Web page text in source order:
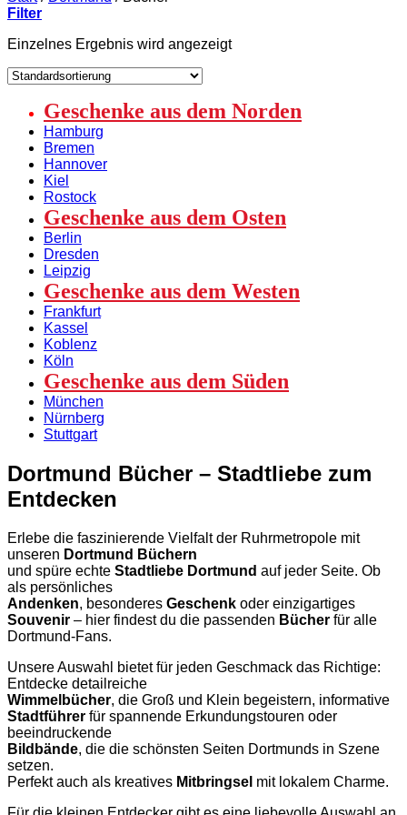
Filter
Einzelnes Ergebnis wird angezeigt
Geschenke aus dem Norden
Hamburg
Bremen
Hannover
Kiel
Rostock
Geschenke aus dem Osten
Berlin
Dresden
Leipzig
Geschenke aus dem Westen
Frankfurt
Kassel
Koblenz
Köln
Geschenke aus dem Süden
München
Nürnberg
Stuttgart
Dortmund Bücher – Stadtliebe zum
Entdecken
Erlebe die faszinierende Vielfalt der Ruhrmetropole mit
unseren Dortmund Büchern
und spüre echte Stadtliebe Dortmund auf jeder Seite. Ob
als persönliches
Andenken, besonderes Geschenk oder einzigartiges
Souvenir – hier findest du die passenden Bücher für alle
Dortmund-Fans.
Unsere Auswahl bietet für jeden Geschmack das Richtige:
Entdecke detailreiche
Wimmelbücher, die Groß und Klein begeistern, informative
Stadtführer für spannende Erkundungstouren oder
beeindruckende
Bildbände, die die schönsten Seiten Dortmunds in Szene
setzen.
Perfekt auch als kreatives Mitbringsel mit lokalem Charme.